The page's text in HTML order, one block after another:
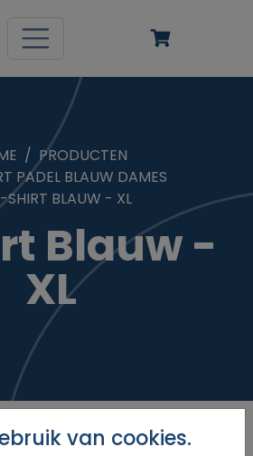
PRODUCTEN
PADEL BLAUW DAMES
SHIRT BLAUW - XL
Blauw -
XL
van cookies.